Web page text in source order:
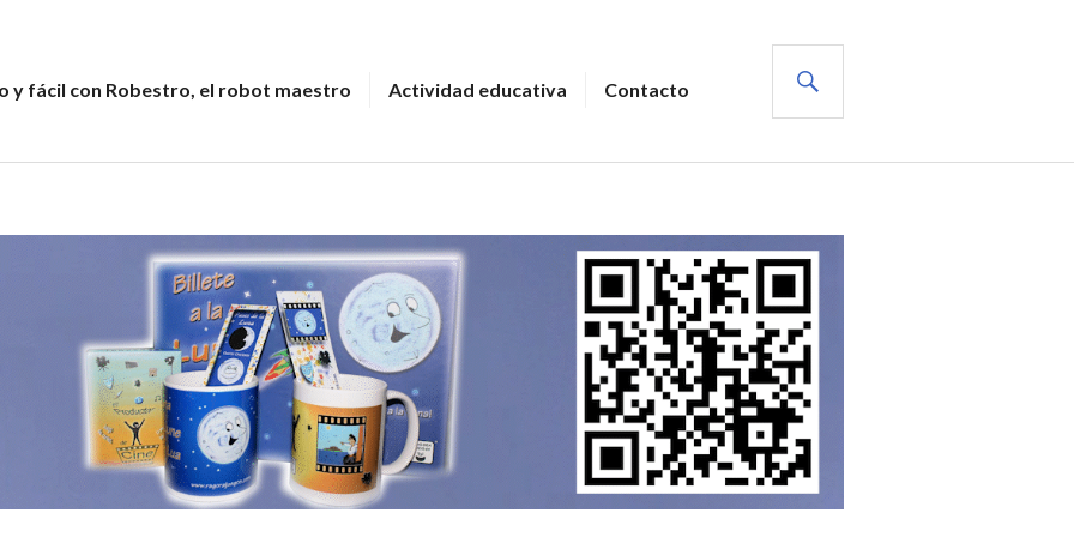
y fácil con Robestro, el robot maestro Actividad educativa
Contacto